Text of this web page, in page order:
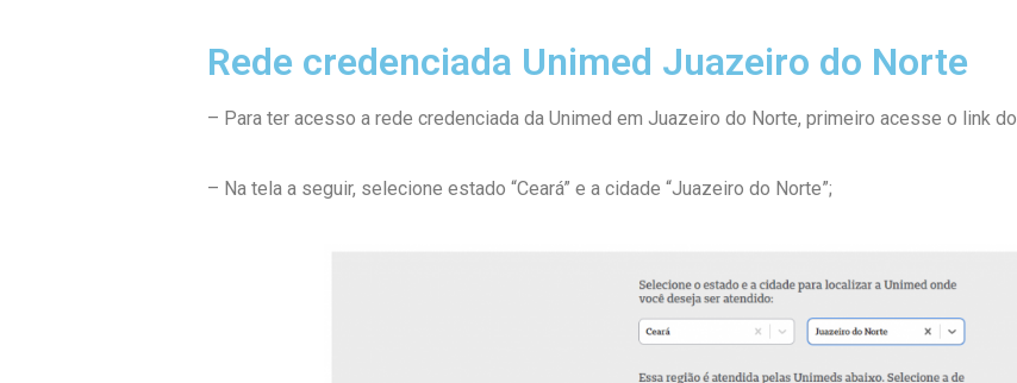
Rede credenciada Unimed Juazeiro do Norte
– Para ter acesso a rede credenciada da Unimed em Juazeiro do Norte, primeiro acesse o link do
– Na tela a seguir, selecione estado “Ceará” e a cidade “Juazeiro do Norte”;